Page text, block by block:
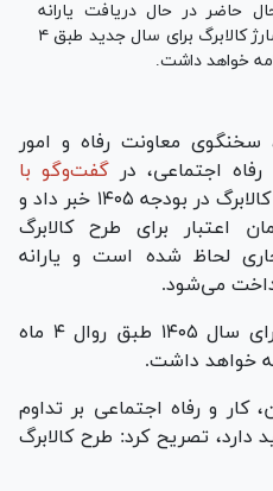
در حال حاضر در حال دریافت یارانه
غیرنقدی دولت هستند، گفت: شارژ کالابرگ برای سال جدید طبق ۴
خواهد داشت.
سخنگوی معاونت رفاه و امور
اجتماعی، در گفت‌وگو با
از پیش‌بینی منابع طرح کالابرگ در بودجه ۱۴۰۵ خبر داد و
تومان اعتبار برای طرح کالابرگ
لحاظ شده است و یارانه
می‌شود.
وی ادامه داد: شارژ کالابرگ برای سال ۱۴۰۵ طبق روال ۴ ماه
خواهد داشت.
کار و رفاه اجتماعی بر تداوم
دارد، تصریح کرد: طرح کالابرگ